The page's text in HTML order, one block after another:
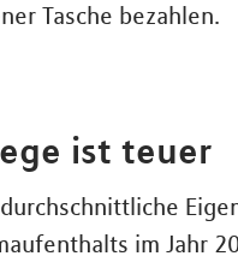
Tasche bezahlen.
ist teuer
im Jahr